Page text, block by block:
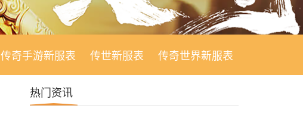
传奇手游新服表 传世新服表 传奇世界新服表
热门资讯